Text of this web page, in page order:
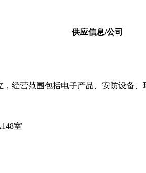
供应信息/公司
，经营范围包括电子产品、安防设备
室